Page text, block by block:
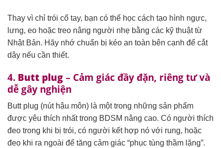
Thay vì chỉ trói cổ tay, bạn có thể học cách tạo hình ngực,
lưng, eo hoặc treo nâng người nhẹ bằng các kỹ thuật từ
Nhật Bản. Hãy nhớ chuẩn bị kéo an toàn bên cạnh để cắt
dây nếu cần thiết.
4. Butt plug– Cảm giác đầy đặn, riêng tư và
dễ gây nghiện
Butt plug (nút hậu môn) là một trong những sản phẩm
được yêu thích nhất trong BDSM nâng cao. Có người thích
đeo trong khi bị trói, có người kết hợp nó với rung, hoặc
đeo khi ra ngoài để tăng cảm giác “phục tùng thầm lặng”.